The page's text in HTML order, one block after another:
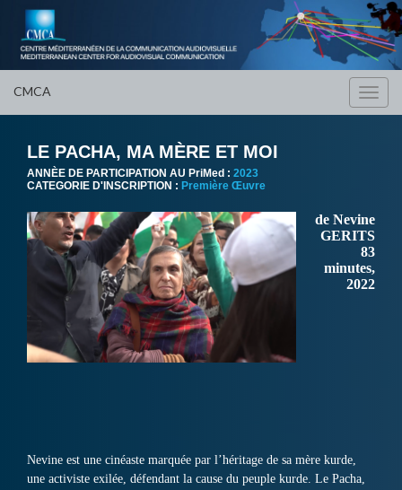
CMCA
LE PACHA, MA MÈRE ET MOI
ANNÈE DE PARTICIPATION AU PriMed : 2023
CATEGORIE D'INSCRIPTION : Première Œuvre
de Nevine
GERITS
83
minutes,
2022
Nevine est une cinéaste marquée par l’héritage de sa mère kurde,
une activiste exilée, défendant la cause du peuple kurde. Le Pacha,